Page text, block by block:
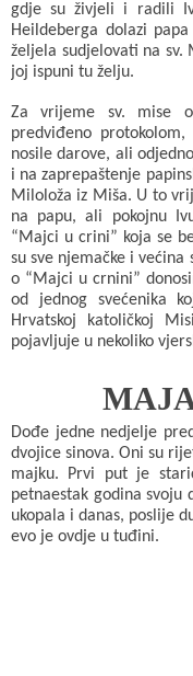
k
gdje su živjeli i radili
Heildeberga dolazi
željela sudjelovati na
joj ispuni tu želju.
Za vrijeme sv. mise
predviđeno
nosile darove, ali
i na zaprepaštenje
Miloloža iz Miša. U to
na papu, ali pokojnu
“Majci u crini” koja se
su sve njemačke i
o “Majci u crnini”
od jednog svećenika
Hrvatskoj katoličkoj
pojavljuje u nekoliko
Dođe jedne nedjelje
dvojice sinova. Oni su
majku. Prvi put je
petnaestak godina svoju
ukopala i danas, poslije
evo je ovdje u tuđini.